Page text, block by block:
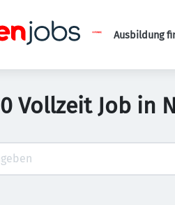
Ausbildung
0 Vollzeit Job in